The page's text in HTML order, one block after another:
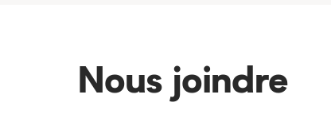
Nous joindre